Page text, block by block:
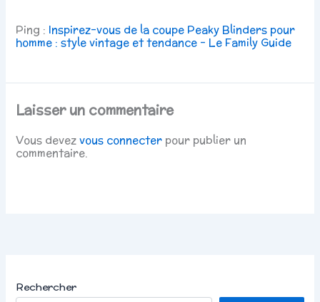
Ping : Inspirez-vous de la coupe Peaky Blinders pour
homme : style vintage et tendance – Le Family Guide
Laisser un commentaire
Vous devezvous connecter pour publier un
commentaire.
Rechercher